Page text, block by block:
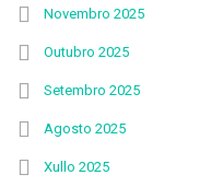
Novembro 2025
Outubro 2025
Setembro 2025
Agosto 2025
Xullo 2025